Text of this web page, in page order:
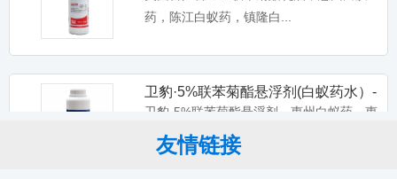
药，陈江白蚁药，镇隆白...
卫豹·5%联苯菊酯悬浮剂(白蚁药水）-
惠州惠阳大亚湾装修预
卫豹·5%联苯菊酯悬浮剂，惠州白蚁药，惠
友情链接